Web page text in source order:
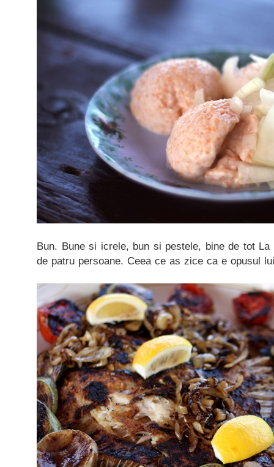
Bun. Bune si icrele, bun si pestele, bine de tot
de patru persoane. Ceea ce as zice ca e opusul